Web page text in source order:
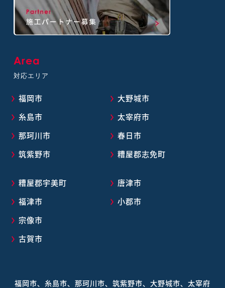
Area
対応エリア
福岡市
糸島市
那珂川市
筑紫野市
大野城市
太宰府市
春日市
糟屋郡志免町
糟屋郡宇美町
福津市
宗像市
古賀市
唐津市
小郡市
福岡市、糸島市、那珂川市、筑紫野市、大野城市、太宰府